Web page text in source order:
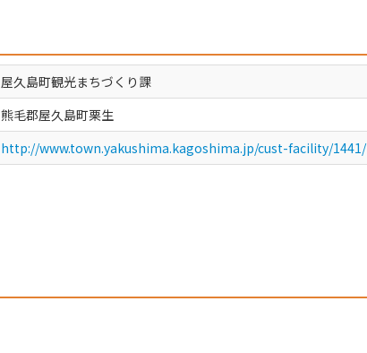
屋久島町観光まちづくり課
熊毛郡屋久島町栗生
http://www.town.yakushima.kagoshima.jp/cust-facility/1441/